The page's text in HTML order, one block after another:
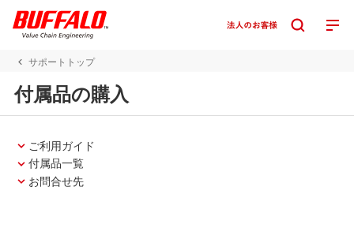
サポートトップ
付属品の購入
ご利用ガイド
付属品一覧
お問合せ先